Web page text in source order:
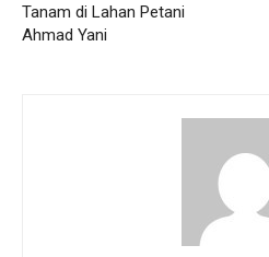
Tanam di Lahan Petani
Ahmad Yani